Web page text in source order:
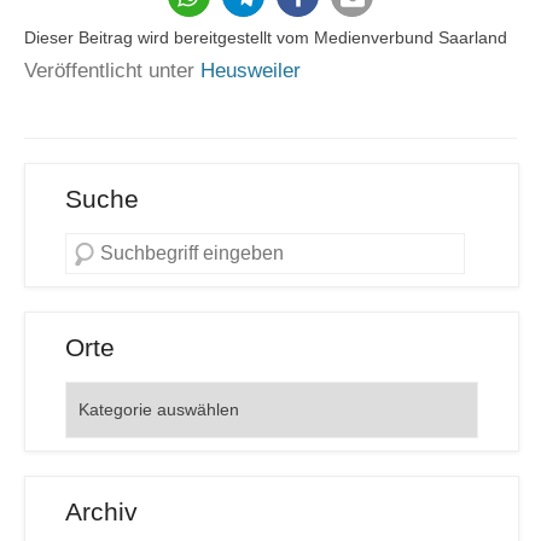
Dieser Beitrag wird bereitgestellt vom Medienverbund Saarland
Veröffentlicht unter Heusweiler
Suche
Orte
Archiv